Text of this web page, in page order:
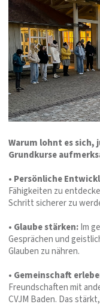
Warum lohnt es sich,
Grundkurse
• Persönliche
Fähigkeiten zu
Schritt sicherer zu
• Glaube stärken:Im
Gesprächen und
Glauben zu nähren.
• Gemeinschaft
Freundschaften mit
CVJM Baden. Das